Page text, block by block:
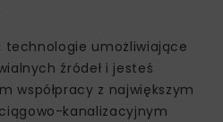
technologie umożliwiające
źródeł i jesteś
współpracy z największym
kanalizacyjnym